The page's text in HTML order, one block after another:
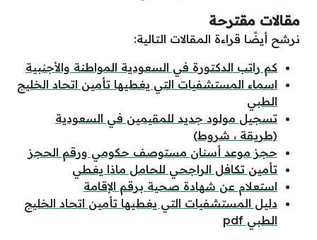
مقالات مقترحة
نرشح أيضًا قراءة المقالات التالية:
كم راتب الدكتورة في السعودية المواطنة والأجنبية
اسماء المستشفيات التي يغطيها تأمين اتحاد الخليج
الطبي
تسجيل مولود جديد للمقيمين في السعودية
(طريقة ، شروط)
حجز موعد أسنان مستوصف حكومي ورقم الحجز
تأمين تكافل الراجحي للحامل ماذا يغطي
استعلام عن شهادة صحية برقم الإقامة
دليل المستشفيات التي يغطيها تأمين اتحاد الخليج
الطبي pdf